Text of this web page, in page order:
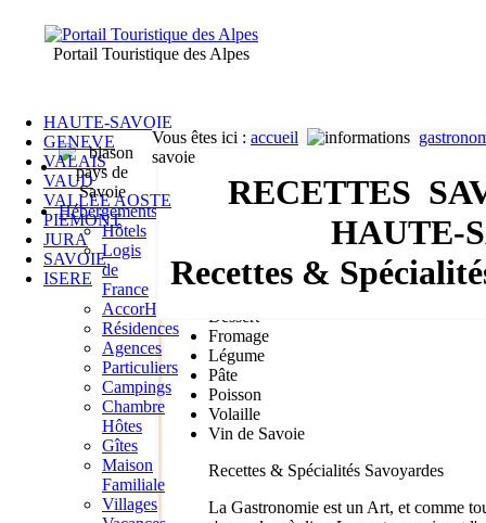
Hébergements
Hôtels
Logis
de
France
AccorHotel
Résidences
Agences
Particuliers
Campings
Chambre
Hôtes
Gîtes
Maison
Familiale
Villages
RECETTES
HAUTE-
Recettes &
HAUTE-SAVOIE
GENEVE
VALAIS
VAUD
VALLEE AOSTE
PIEMONT
JURA
SAVOIE
ISERE
Portail Touristique des Alpes
Vous êtes ici : accueil
savoie
Recettes
Dessert
Fromage
Légume
Pâte
Poisson
Volaille
Vin de Savoie
Recettes & Spécialités Savoyardes
La Gastronomie est un Art, et comme